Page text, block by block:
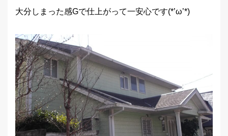
大分しまった感Gで仕上がって一安心です(*’ω’*)